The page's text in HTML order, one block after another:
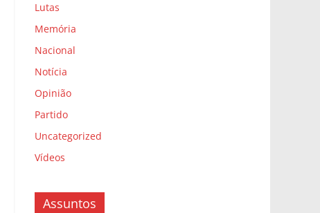
Lutas
Memória
Nacional
Notícia
Opinião
Partido
Uncategorized
Vídeos
Assuntos